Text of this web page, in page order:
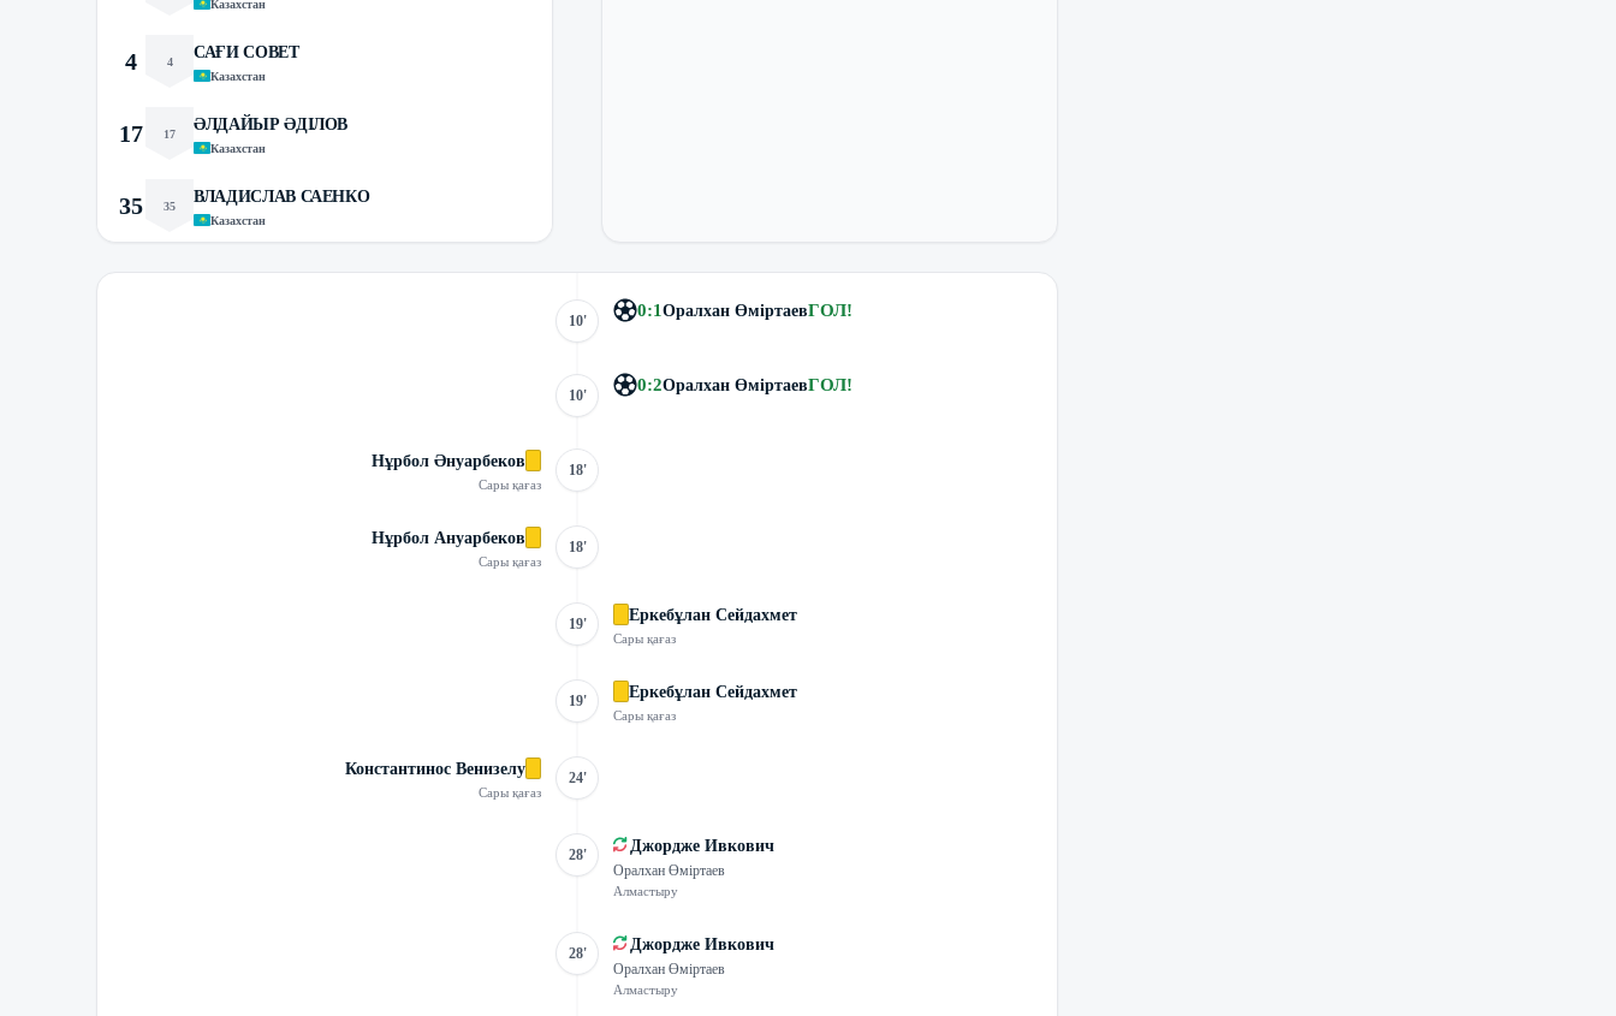
Казахстан
4 4
САҒИ СОВЕТ
Казахстан
17 17
ӘЛДАЙЫР ӘДІЛОВ
Казахстан
35 35
ВЛАДИСЛАВ САЕНКО
Казахстан
10'
0:1 Оралхан ӨміртаевГОЛ!
10'
0:2Оралхан ӨміртаевГОЛ!
Нұрбол Әнуарбеков
Сары қағаз
18'
Нұрбол Ануарбеков
Сары қағаз
18'
19' Еркебұлан Сейдахмет
Сары қағаз
19' Еркебұлан Сейдахмет
Сары қағаз
Константинос Венизелу
Сары қағаз
24'
28' Джордже Ивкович
Оралхан Өміртаев
Алмастыру
28' Джордже Ивкович
Оралхан Өміртаев
Алмастыру